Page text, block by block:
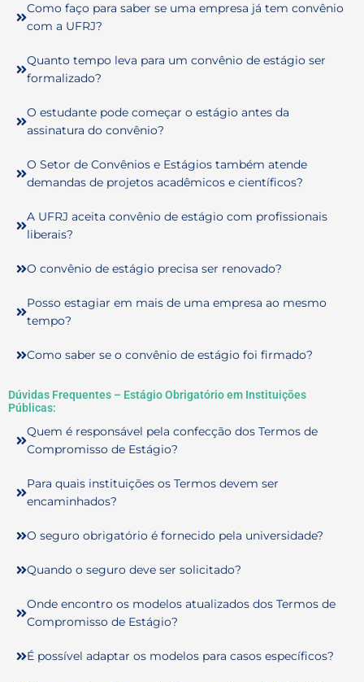
Como faço para saber se uma empresa já tem convênio
com a UFRJ?
Quanto tempo leva para um convênio de estágio ser
formalizado?
O estudante pode começar o estágio antes da
assinatura do convênio?
O Setor de Convênios e Estágios também atende
demandas de projetos acadêmicos e científicos?
A UFRJ aceita convênio de estágio com profissionais
liberais?
O convênio de estágio precisa ser renovado?
Posso estagiar em mais de uma empresa ao mesmo
tempo?
Como saber se o convênio de estágio foi firmado?
Dúvidas Frequentes – Estágio Obrigatório em Instituições
Públicas:
Quem é responsável pela confecção dos Termos de
Compromisso de Estágio?
Para quais instituições os Termos devem ser
encaminhados?
O seguro obrigatório é fornecido pela universidade?
Quando o seguro deve ser solicitado?
Onde encontro os modelos atualizados dos Termos de
Compromisso de Estágio?
É possível adaptar os modelos para casos específicos?